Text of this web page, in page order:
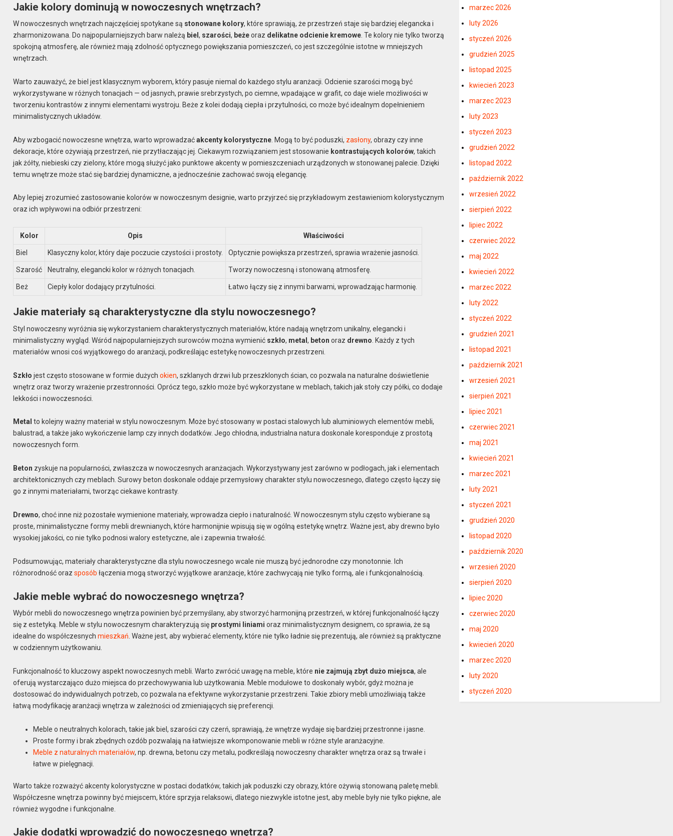
Jakie kolory dominują w nowoczesnych wnętrzach?
W nowoczesnych wnętrzach najczęściej spotykane są stonowane kolory, które sprawiają, że przestrzeń staje się bardziej elegancka i
zharmonizowana. Do najpopularniejszych barw należą biel, szarości, beżeoraz delikatne odcienie kremowe . Te kolory nie tylko tworzą
spokojną atmosferę, ale również mają zdolność optycznego powiększania pomieszczeń, co jest szczególnie istotne w mniejszych
wnętrzach.
Warto zauważyć, że biel jest klasycznym wyborem, który pasuje niemal do każdego stylu aranżacji. Odcienie szarości mogą być
wykorzystywane w różnych tonacjach — od jasnych, prawie srebrzystych, po ciemne, wpadające w grafit, co daje wiele możliwości w
tworzeniu kontrastów z innymi elementami wystroju. Beże z kolei dodają ciepła i przytulności, co może być idealnym dopełnieniem
minimalistycznych układów.
Aby wzbogacić nowoczesne wnętrza, warto wprowadzaćakcenty kolorystyczne . Mogą to być poduszki, zasłony, obrazy czy inne
dekoracje, które ożywiają przestrzeń, nie przytłaczając jej. Ciekawym rozwiązaniem jest stosowanie kontrastujących kolorów, takich
jak żółty, niebieski czy zielony, które mogą służyć jako punktowe akcenty w pomieszczeniach urządzonych w stonowanej palecie. Dzięki
temu wnętrze może stać się bardziej dynamiczne, a jednocześnie zachować swoją elegancję.
Aby lepiej zrozumieć zastosowanie kolorów w nowoczesnym designie, warto przyjrzeć się przykładowym zestawieniom kolorystycznym
oraz ich wpływowi na odbiór przestrzeni:
Kolor Opis Właściwości
Biel Klasyczny kolor, który daje poczucie czystości i prostoty. Optycznie powiększa przestrzeń, sprawia wrażenie jasności.
Szarość Neutralny, elegancki kolor w różnych tonacjach. Tworzy nowoczesną i stonowaną atmosferę.
Beż Ciepły kolor dodający przytulności. Łatwo łączy się z innymi barwami, wprowadzając harmonię.
Jakie materiały są charakterystyczne dla stylu nowoczesnego?
Styl nowoczesny wyróżnia się wykorzystaniem charakterystycznych materiałów, które nadają wnętrzom unikalny, elegancki i
minimalistyczny wygląd. Wśród najpopularniejszych surowców można wymienić szkło, metal, beton oraz drewno . Każdy z tych
materiałów wnosi coś wyjątkowego do aranżacji, podkreślając estetykę nowoczesnych przestrzeni.
Szkło jest często stosowane w formie dużychokien, szklanych drzwi lub przeszklonych ścian, co pozwala na naturalne doświetlenie
wnętrz oraz tworzy wrażenie przestronności. Oprócz tego, szkło może być wykorzystane w meblach, takich jak stoły czy półki, co dodaje
lekkości i nowoczesności.
Metal to kolejny ważny materiał w stylu nowoczesnym. Może być stosowany w postaci stalowych lub aluminiowych elementów mebli,
balustrad, a także jako wykończenie lamp czy innych dodatków. Jego chłodna, industrialna natura doskonale koresponduje z prostotą
nowoczesnych form.
Beton zyskuje na popularności, zwłaszcza w nowoczesnych aranżacjach. Wykorzystywany jest zarówno w podłogach, jak i elementach
architektonicznych czy meblach. Surowy beton doskonale oddaje przemysłowy charakter stylu nowoczesnego, dlatego często łączy się
go z innymi materiałami, tworząc ciekawe kontrasty.
Drewno, choć inne niż pozostałe wymienione materiały, wprowadza ciepło i naturalność. W nowoczesnym stylu często wybierane są
proste, minimalistyczne formy mebli drewnianych, które harmonijnie wpisują się w ogólną estetykę wnętrz. Ważne jest, aby drewno było
wysokiej jakości, co nie tylko podnosi walory estetyczne, ale i zapewnia trwałość.
Podsumowując, materiały charakterystyczne dla stylu nowoczesnego wcale nie muszą być jednorodne czy monotonnie. Ich
różnorodność orazsposób łączenia mogą stworzyć wyjątkowe aranżacje, które zachwycają nie tylko formą, ale i funkcjonalnością.
Jakie meble wybrać do nowoczesnego wnętrza?
Wybór mebli do nowoczesnego wnętrza powinien być przemyślany, aby stworzyć harmonijną przestrzeń, w której funkcjonalność łączy
się z estetyką. Meble w stylu nowoczesnym charakteryzują się prostymi liniami oraz minimalistycznym designem, co sprawia, że są
idealne do współczesnychmieszkań . Ważne jest, aby wybierać elementy, które nie tylko ładnie się prezentują, ale również są praktyczne
w codziennym użytkowaniu.
Funkcjonalność to kluczowy aspekt nowoczesnych mebli. Warto zwrócić uwagę na meble, które nie zajmują zbyt dużo miejsca, ale
oferują wystarczająco dużo miejsca do przechowywania lub użytkowania. Meble modułowe to doskonały wybór, gdyż można je
dostosować do indywidualnych potrzeb, co pozwala na efektywne wykorzystanie przestrzeni. Takie zbiory mebli umożliwiają także
łatwą modyfikację aranżacji wnętrza w zależności od zmieniających się preferencji.
Meble o neutralnych kolorach, takie jak biel, szarości czy czerń, sprawiają, że wnętrze wydaje się bardziej przestronne i jasne.
Proste formy i brak zbędnych ozdób pozwalają na łatwiejsze wkomponowanie mebli w różne style aranżacyjne.
Meble z naturalnych materiałów, np. drewna, betonu czy metalu, podkreślają nowoczesny charakter wnętrza oraz są trwałe i
łatwe w pielęgnacji.
Warto także rozważyć akcenty kolorystyczne w postaci dodatków, takich jak poduszki czy obrazy, które ożywią stonowaną paletę mebli.
Współczesne wnętrza powinny być miejscem, które sprzyja relaksowi, dlatego niezwykle istotne jest, aby meble były nie tylko piękne, ale
również wygodne i funkcjonalne.
Jakie dodatki wprowadzić do nowoczesnego wnętrza?
marzec 2026
luty 2026
styczeń 2026
grudzień 2025
listopad 2025
kwiecień 2023
marzec 2023
luty 2023
styczeń 2023
grudzień 2022
listopad 2022
październik 2022
wrzesień 2022
sierpień 2022
lipiec 2022
czerwiec 2022
maj 2022
kwiecień 2022
marzec 2022
luty 2022
styczeń 2022
grudzień 2021
listopad 2021
październik 2021
wrzesień 2021
sierpień 2021
lipiec 2021
czerwiec 2021
maj 2021
kwiecień 2021
marzec 2021
luty 2021
styczeń 2021
grudzień 2020
listopad 2020
październik 2020
wrzesień 2020
sierpień 2020
lipiec 2020
czerwiec 2020
maj 2020
kwiecień 2020
marzec 2020
luty 2020
styczeń 2020